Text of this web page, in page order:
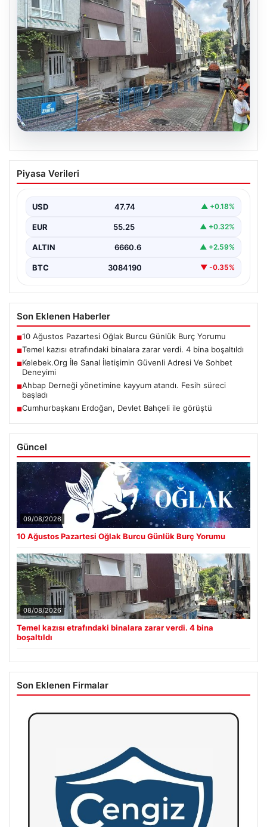
Temel kazısı etrafındaki binalara zarar
verdi. 4 bina boşaltıldı
Piyasa Verileri
USD 47.74 ▲ +0.18%
EUR 55.25 ▲ +0.32%
ALTIN 6660.6 ▲ +2.59%
BTC 3084190 ▼ -0.35%
Son Eklenen Haberler
■10 Ağustos Pazartesi Oğlak Burcu Günlük Burç Yorumu
■Temel kazısı etrafındaki binalara zarar verdi. 4 bina boşaltıldı
■Kelebek.Org İle Sanal İletişimin Güvenli Adresi Ve Sohbet
Deneyimi
■Ahbap Derneği yönetimine kayyum atandı. Fesih süreci
başladı
■Cumhurbaşkanı Erdoğan, Devlet Bahçeli ile görüştü
Güncel
09/08/2026
10 Ağustos Pazartesi Oğlak Burcu Günlük Burç Yorumu
08/08/2026
Temel kazısı etrafındaki binalara zarar verdi. 4 bina
boşaltıldı
Son Eklenen Firmalar